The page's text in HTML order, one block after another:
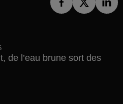
de l’eau brune sort des